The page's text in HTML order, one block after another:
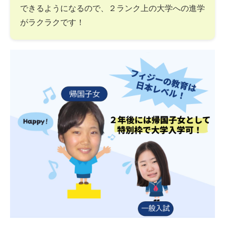
できるようになるので、２ランク上の大学への進学
がラクラクです！